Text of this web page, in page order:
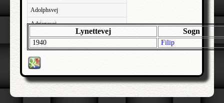
Adolphsvej
Adriansvej
Aftenbakken
Agavevej
Agerlandsvej
Agermosen
Lynettevej Sogn
1940 Filip